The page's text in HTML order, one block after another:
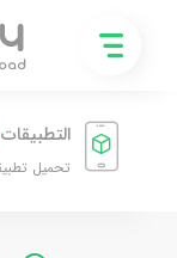
التطبيقات
تحميل